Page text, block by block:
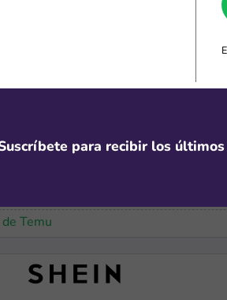
HP
Temu
para recibir los últimos